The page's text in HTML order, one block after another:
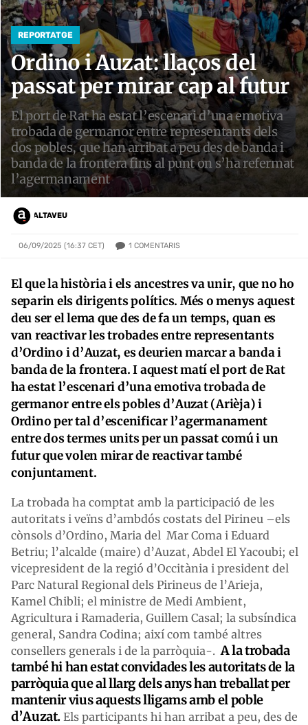
REPORTATGE
Ordino i Auzat: llaços del
passat per mirar cap al futur
El port de Rat ha estat l’escenari d’una emotiva
trobada de germanor entre representants dels
dos pobles, que han arribat a peu des de banda i
banda de la frontera fins al punt on s’ha refermat
l’agermanament
ALTAVEU
06/09/2025 (16:37 CET) 1 COMENTARIS
El que la història i els ancestres va unir, que no ho
separin els dirigents polítics. Més o menys aquest
deu ser el lema que des de fa un temps, quan es
van reactivar les trobades entre representants
d’Ordino i d’Auzat, es deurien marcar a banda i
banda de la frontera. I aquest matí el port de Rat
ha estat l’escenari d’una emotiva trobada de
germanor entre els pobles d’Auzat (Arièja) i
Ordino per tal d’escenificar l’agermanament
entre dos termes units per un passat comú i un
futur que volen mirar de reactivar també
conjuntament.
La trobada ha comptat amb la participació de les
autoritats i veïns d’ambdós costats del Pirineu –els
cònsols d’Ordino, Maria del Mar Coma i Eduard
Betriu; l’alcalde (maire) d’Auzat, Abdel El Yacoubi; el
vicepresident de la regió d’Occitània i president del
Parc Natural Regional dels Pirineus de l’Arieja,
Kamel Chibli; el ministre de Medi Ambient,
Agricultura i Ramaderia, Guillem Casal; la subsíndica
general, Sandra Codina; així com també altres
consellers generals i de la parròquia-. A la trobada
també hi han estat convidades les autoritats de la
parròquia que al llarg dels anys han treballat per
mantenir vius aquests lligams amb el poble
d’Auzat. Els participants hi han arribat a peu, des de